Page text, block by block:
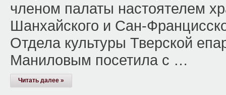
членом палаты настоятелем
Шанхайского и Сан-
Отдела культуры Тверской
Маниловым посетила с …
Читать далее »